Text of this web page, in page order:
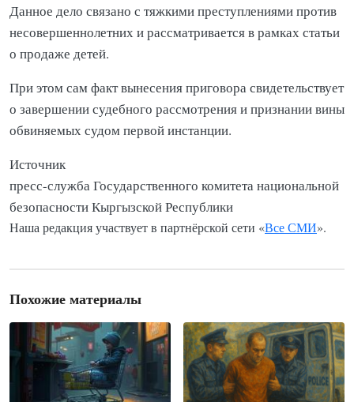
Данное дело связано с тяжкими преступлениями против
несовершеннолетних и рассматривается в рамках статьи
о продаже детей.
При этом сам факт вынесения приговора свидетельствует
о завершении судебного рассмотрения и признании вины
обвиняемых судом первой инстанции.
Источник
пресс-служба Государственного комитета национальной
безопасности Кыргызской Республики
Наша редакция участвует в партнёрской сети «Все СМИ».
Похожие материалы